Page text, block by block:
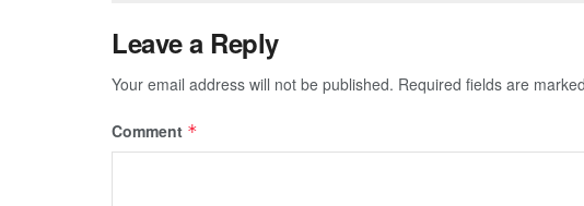
Leave a Reply
Your email address will not be published. Required fields are marked
Comment *